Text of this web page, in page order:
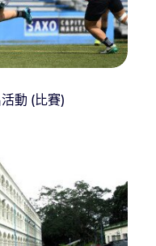
動 (比賽)